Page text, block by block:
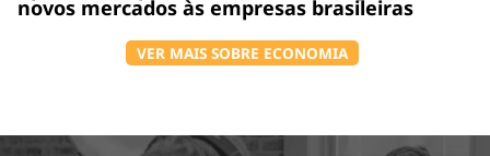
novos mercados às empresas brasileiras
VER MAIS SOBRE ECONOMIA